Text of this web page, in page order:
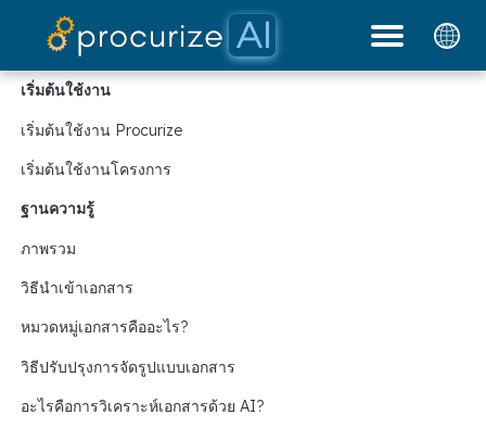
เริ่มต้นใช้งาน
เริ่มต้นใช้งาน Procurize
เริ่มต้นใช้งานโครงการ
ฐานความรู้
ภาพรวม
วิธีนำเข้าเอกสาร
หมวดหมู่เอกสารคืออะไร?
วิธีปรับปรุงการจัดรูปแบบเอกสาร
อะไรคือการวิเคราะห์เอกสารด้วย AI?